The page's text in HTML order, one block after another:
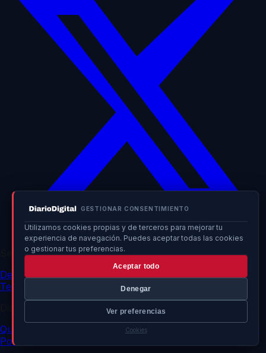
GESTIONAR CONSENTIMIENTO
Utilizamos cookies propias y de terceros para mejorar tu
experiencia de navegación. Puedes aceptar todas las cookies
o gestionar tus preferencias.
Aceptar todo
Denegar
Ver preferencias
Cookies
Secciones
DeportesPolíticaSociedadInternacionalEconomía
Tecnología
Cultura
Quiénes somos
Publicidad
Política de cookies